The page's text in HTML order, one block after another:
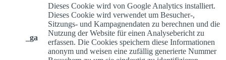
_ga
Dieses Cookie wird von Google Analytics installiert.
Dieses Cookie wird verwendet um Besucher-,
Sitzungs- und Kampagnendaten zu berechnen und die
Nutzung der Website für einen Analysebericht zu
erfassen. Die Cookies speichern diese Informationen
anonym und weisen eine zufällig generierte Nummer